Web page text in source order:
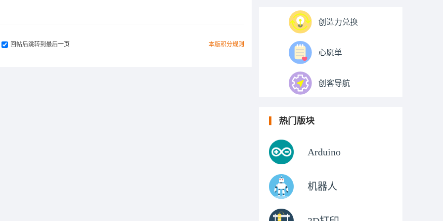
本版积分规则
回帖后跳转到最后一页
创造力兑换
心愿单
创客导航
热门版块
Arduino
机器人